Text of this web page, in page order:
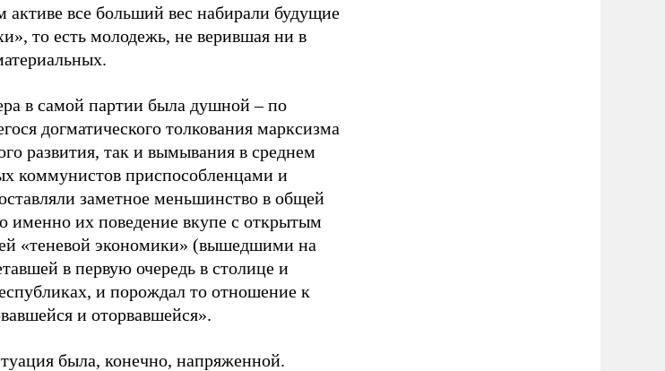
все больший вес набирали будущие
то есть молодежь, не верившая ни в
в самой партии была душной – по
догматического толкования марксизма
развития, так и вымывания в среднем
коммунистов приспособленцами и
заметное меньшинство в общей
именно их поведение вкупе с открытым
«теневой экономики» (вышедшими на
в первую очередь в столице и
и порождал то отношение к
и оторвавшейся».
была, конечно, напряженной.